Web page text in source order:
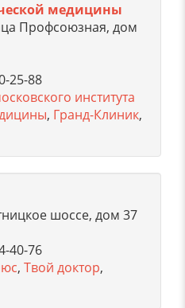
медицины
Профсоюзная, дом
25-88
института
, Гранд-Клиник,
шоссе, дом 37
40-76
, Твой доктор,